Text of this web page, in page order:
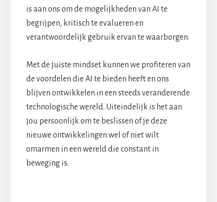
is aan ons om de mogelijkheden van AI te
begrijpen, kritisch te evalueren en
verantwoordelijk gebruik ervan te waarborgen.
Met de juiste mindset kunnen we profiteren van
de voordelen die AI te bieden heeft en ons
blijven ontwikkelen in een steeds veranderende
technologische wereld. Uiteindelijk is het aan
jou persoonlijk om te beslissen of je deze
nieuwe ontwikkelingen wel of niet wilt
omarmen in een wereld die constant in
beweging is.